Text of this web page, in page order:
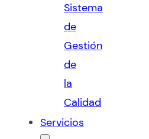
Sistema
de
Gestión
de
la
Calidad
Servicios